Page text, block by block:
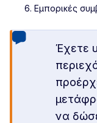
Εμπορικές
Έχετε
να